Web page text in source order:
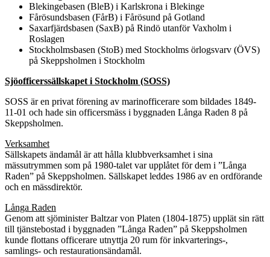
Blekingebasen (BleB) i Karlskrona i Blekinge
Fårösundsbasen (FårB) i Fårösund på Gotland
Saxarfjärdsbasen (SaxB) på Rindö utanför Vaxholm i
Roslagen
Stockholmsbasen (StoB) med Stockholms örlogsvarv (ÖVS)
på Skeppsholmen i Stockholm
Sjöofficerssällskapet i Stockholm (SOSS)
SOSS är en privat förening av marinofficerare som bildades 1849-
11-01 och hade sin officersmäss i byggnaden Långa Raden 8 på
Skeppsholmen.
Verksamhet
Sällskapets ändamål är att hålla klubbverksamhet i sina
mässutrymmen som på 1980-talet var upplåtet för dem i ”Långa
Raden” på Skeppsholmen. Sällskapet leddes 1986 av en ordförande
och en mässdirektör.
Långa Raden
Genom att sjöminister Baltzar von Platen (1804-1875) upplät sin rätt
till tjänstebostad i byggnaden ”Långa Raden” på Skeppsholmen
kunde flottans officerare utnyttja 20 rum för inkvarterings-,
samlings- och restaurationsändamål.